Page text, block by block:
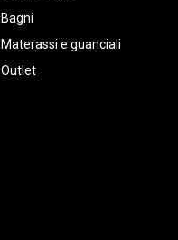
Bagni
Materassi e guanciali
Outlet